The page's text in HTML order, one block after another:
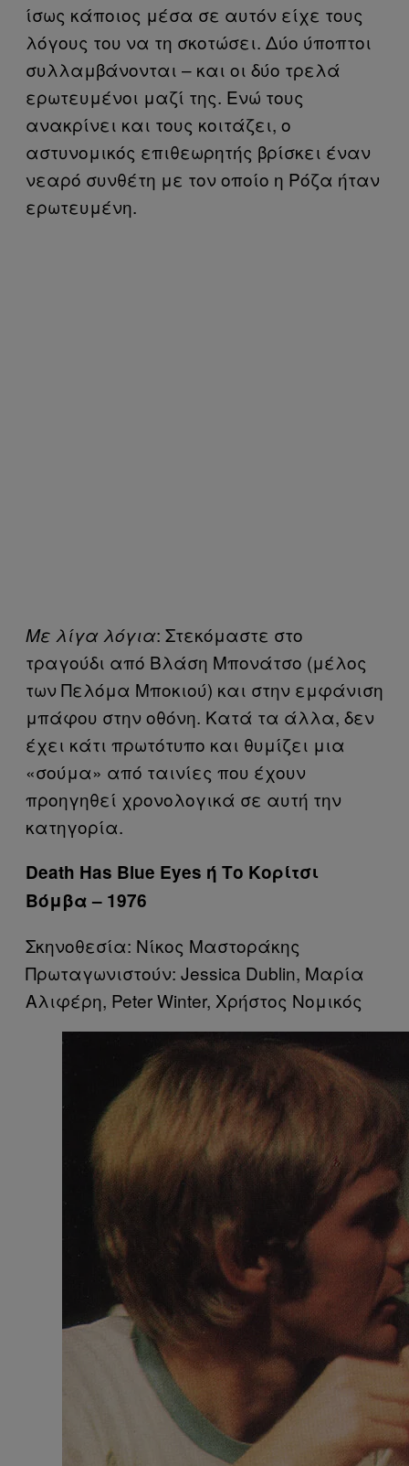
ίσως κάποιος μέσα σε αυτόν είχε τους
λόγους του να τη σκοτώσει. Δύο ύποπτοι
συλλαμβάνονται – και οι δύο τρελά
ερωτευμένοι μαζί της. Ενώ τους
ανακρίνει και τους κοιτάζει, ο
αστυνομικός επιθεωρητής βρίσκει έναν
νεαρό συνθέτη με τον οποίο η Ρόζα ήταν
ερωτευμένη.
Με λίγα λόγια: Στεκόμαστε στο
τραγούδι από Βλάση Μπονάτσο (μέλος
των Πελόμα Μποκιού) και στην εμφάνιση
μπάφου στην οθόνη. Κατά τα άλλα, δεν
έχει κάτι πρωτότυπο και θυμίζει μια
«σούμα» από ταινίες που έχουν
προηγηθεί χρονολογικά σε αυτή την
κατηγορία.
Death Has Blue Eyes ή Το Κορίτσι
Βόμβα – 1976
Σκηνοθεσία: Νίκος Μαστοράκης
Πρωταγωνιστούν: Jessica Dublin, Μαρία
Αλιφέρη, Peter Winter, Χρήστος Νομικός